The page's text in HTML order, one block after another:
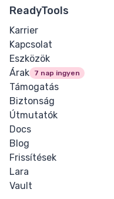
ReadyTools
Karrier
Kapcsolat
Eszközök
Árak
7 nap ingyen
Támogatás
Biztonság
Útmutatók
Docs
Blog
Frissítések
Lara
Vault